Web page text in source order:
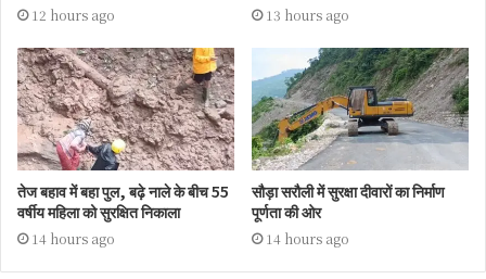
12 hours ago 13 hours ago
तेज बहाव में बहा पुल, बढ़े नाले के बीच 55
वर्षीय महिला को सुरक्षित निकाला
14 hours ago
सौड़ा सरौली में सुरक्षा दीवारों का निर्माण
पूर्णता की ओर
14 hours ago